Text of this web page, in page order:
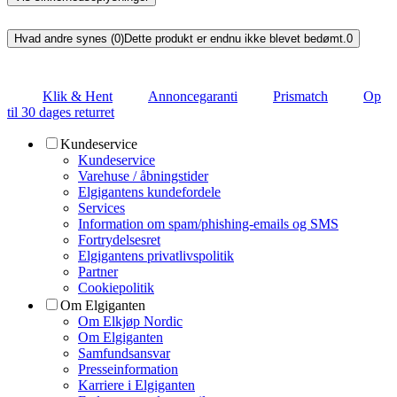
Hvad andre synes (0)Dette produkt er endnu ikke blevet bedømt.0
Klik & Hent Annoncegaranti Prismatch
Op
til 30 dages returret
Kundeservice
Kundeservice
Varehuse / åbningstider
Elgigantens kundefordele
Services
Information om spam/phishing-emails og SMS
Fortrydelsesret
Elgigantens privatlivspolitik
Partner
Cookiepolitik
Om Elgiganten
Om Elkjøp Nordic
Om Elgiganten
Samfundsansvar
Presseinformation
Karriere i Elgiganten